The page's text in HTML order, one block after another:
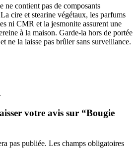
ne contient pas de composants
cire et stearine végétaux, les parfums
ni CMR et la jesmonite assurent une
à la maison. Garde-la hors de portée
ne la laisse pas brûler sans surveillance.
votre avis sur “Bougie
pas publiée. Les champs obligatoires